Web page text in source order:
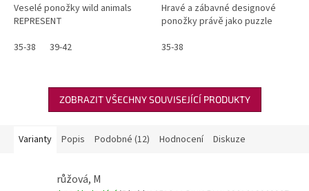
Veselé ponožky wild animals
REPRESENT
35-38
39-42
Hravé a zábavné designové
ponožky právě jako puzzle
35-38
ZOBRAZIT VŠECHNY SOUVISEJÍCÍ PRODUKTY
Varianty Popis Podobné (12) Hodnocení Diskuze
růžová, M